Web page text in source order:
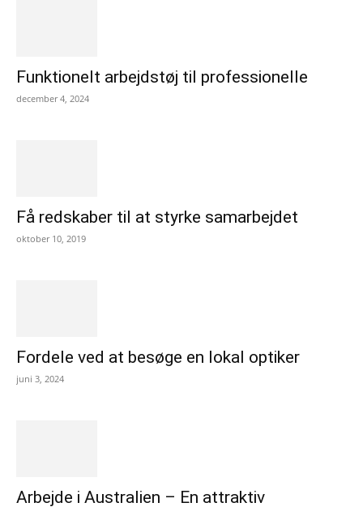
Funktionelt arbejdstøj til professionelle
december 4, 2024
Få redskaber til at styrke samarbejdet
oktober 10, 2019
Fordele ved at besøge en lokal optiker
juni 3, 2024
Arbejde i Australien – En attraktiv